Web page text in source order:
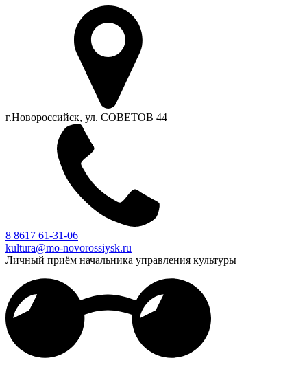
г.Новороссийск, ул. СОВЕТОВ 44
8 8617 61-31-06
kultura@mo-novorossiysk.ru
Личный приём начальника управления культуры